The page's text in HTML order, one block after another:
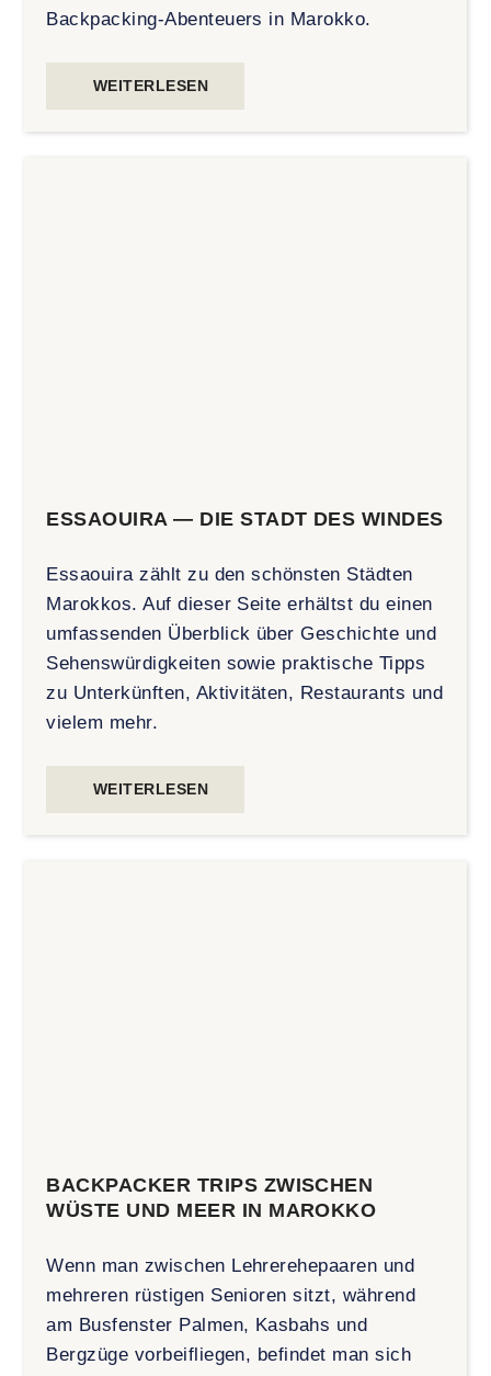
Backpacking-Abenteuers in Marokko.
WEITERLESEN
ESSAOUIRA — DIE STADT DES WINDES
Essaouira zählt zu den schönsten Städten
Marokkos. Auf dieser Seite erhältst du einen
umfassenden Überblick über Geschichte und
Sehenswürdigkeiten sowie praktische Tipps
zu Unterkünften, Aktivitäten, Restaurants und
vielem mehr.
WEITERLESEN
BACKPACKER TRIPS ZWISCHEN
WÜSTE UND MEER IN MAROKKO
Wenn man zwischen Lehrerehepaaren und
mehreren rüstigen Senioren sitzt, während
am Busfenster Palmen, Kasbahs und
Bergzüge vorbeifliegen, befindet man sich